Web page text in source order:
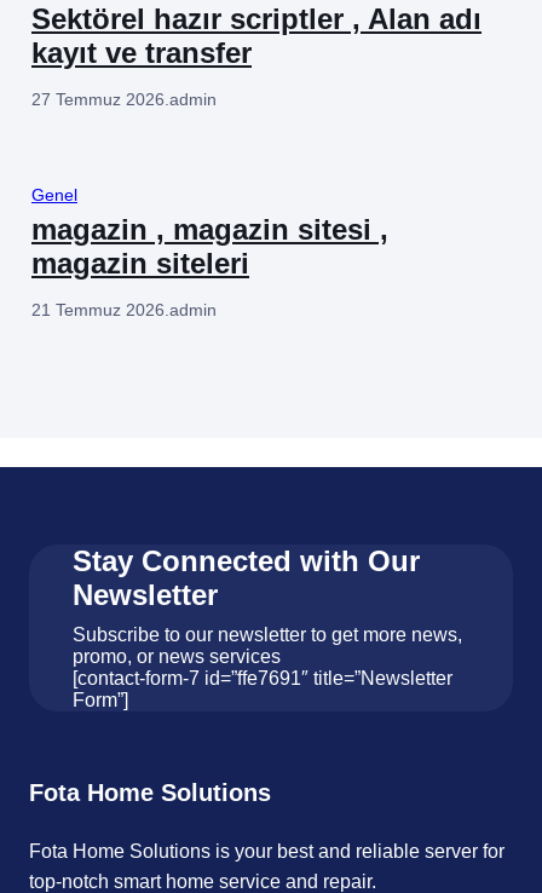
Sektörel hazır scriptler , Alan adı
kayıt ve transfer
27 Temmuz 2026 admin
Genel
magazin , magazin sitesi ,
magazin siteleri
21 Temmuz 2026 admin
Stay Connected with Our
Newsletter
Subscribe to our newsletter to get more news,
promo, or news services
[contact-form-7 id=”ffe7691″ title=”Newsletter
Form”]
Fota Home Solutions
Fota Home Solutions is your best and reliable server for
top-notch smart home service and repair.